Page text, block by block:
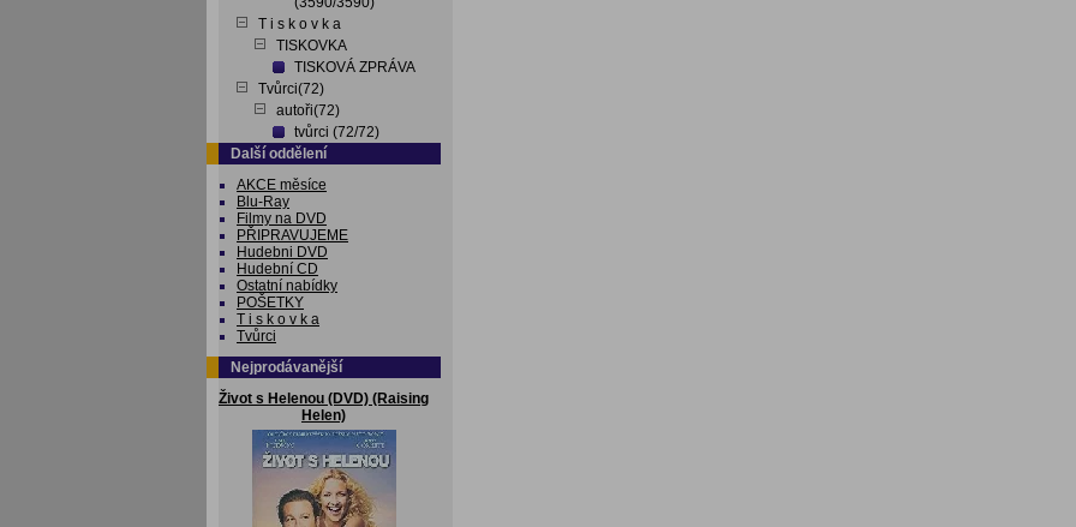
T i s k o v k a
TISKOVKA
TISKOVÁ ZPRÁVA
Tvůrci(72)
autoři(72)
tvůrci (72/72)
Další oddělení
AKCE měsíce
Blu-Ray
Filmy na DVD
PŘIPRAVUJEME
Hudebni DVD
Hudební CD
Ostatní nabídky
POŠETKY
T i s k o v k a
Tvůrci
Nejprodávanější
Život s Helenou (DVD) (Raising
Helen)